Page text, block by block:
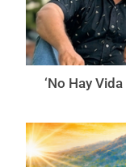
‘No Hay